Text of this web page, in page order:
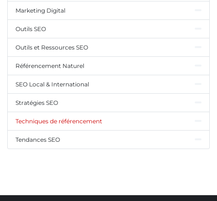
Marketing Digital
Outils SEO
Outils et Ressources SEO
Référencement Naturel
SEO Local & International
Stratégies SEO
Techniques de référencement
Tendances SEO